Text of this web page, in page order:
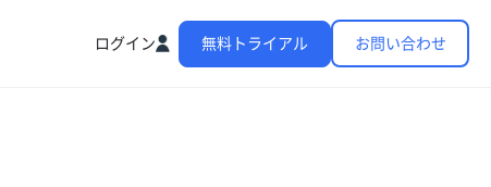
ログイン 無料トライアル お問い合わせ